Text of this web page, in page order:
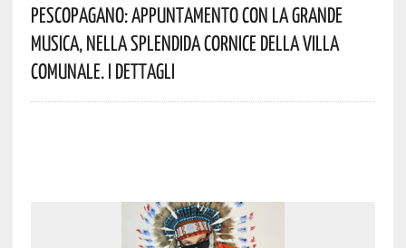
Pescopagano: Appuntamento Con La Grande
Musica, Nella Splendida Cornice Della Villa
Comunale. I Dettagli